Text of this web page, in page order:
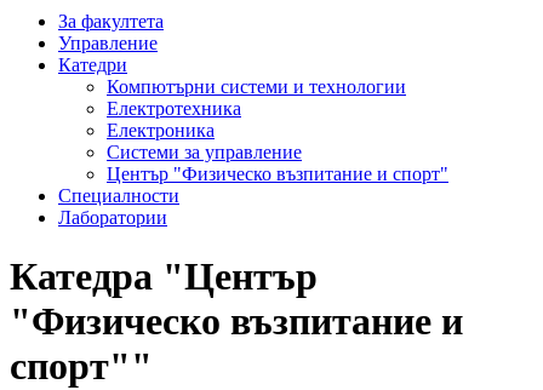
За факултета
Управление
Катедри
Компютърни системи и технологии
Електротехника
Електроника
Системи за управление
Център "Физическо възпитание и спорт"
Специалности
Лаборатории
Катедра "Център
"Физическо възпитание и
спорт""